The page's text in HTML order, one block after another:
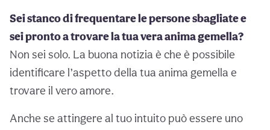
Sei stanco di frequentare le persone sbagliate e
sei pronto a trovare la tua vera anima gemella?
Non sei solo. La buona notizia è che è possibile
identificare l’aspetto della tua anima gemella e
trovare il vero amore.
Anche se attingere al tuo intuito può essere uno